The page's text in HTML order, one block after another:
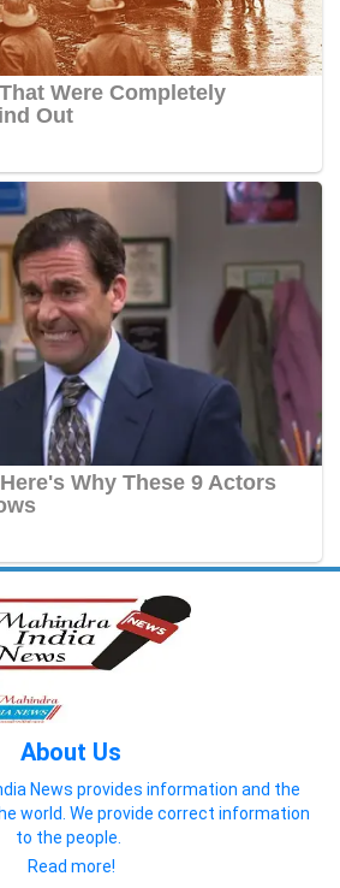
About Us
News provides information and the
world. We provide correct information
to the people.
Read more!